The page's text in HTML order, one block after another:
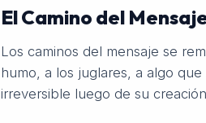
El Camino del
Los caminos del mensaje se
humo, a los juglares, a algo
irreversible luego de su